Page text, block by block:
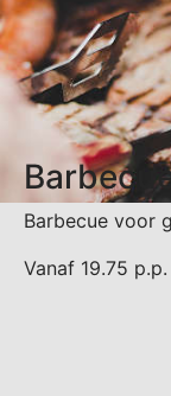
Barbecue voor
Vanaf 19.75 p.p.